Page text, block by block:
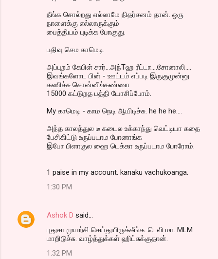
நீங்க சொல்றது எல்லாமே நிதர்சனம் தான். ஒரு
நாளைக்கு எல்லாருக்கும்
பைத்தியம் புடிக்க போகுது.
பதிவு செம காமெடி.
அப்புறம் கேபிள் சார்...அந்Tஹ ரீட்டா....சோனாலி....
இவங்களோட பின் - ஊட்டம் எப்படி இருகுமுன்னு
கணிச்சு சொன்னீங்கண்ணா
15000 கட்டுறத பத்தி யோசிப்போம்.
My காமெடி - காம நெடி ஆயிடிச்சு. he he he....
அந்த காலத்துல டீ கடைல உக்காந்து வெட்டியா கதை
பேசிகிட்டு உருப்படாம போனாங்க
இபோ பிளாகுல ஹை டெக்கா உருப்படாம போரோம்.
1 paise in my account. kanaku vachukoanga.
1:30 PM
Ashok D said…
புதுசா முயற்சி செய்துயிருக்கீங்க. டெலி மா. MLM
மாறிடுச்சு. வாழ்த்துக்கள் ஹிட்சுக்குதான்.
1:32 PM